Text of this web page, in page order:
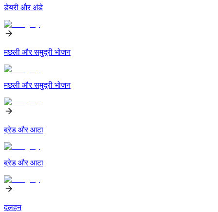
डेयरी और अंडे
मछली और समुद्री भोजन
मछली और समुद्री भोजन
ब्रेड और आटा
ब्रेड और आटा
दलहन